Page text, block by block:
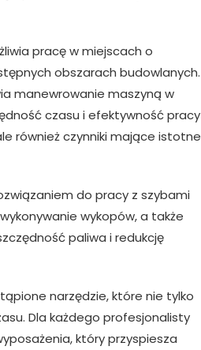
pracę w miejscach o
obszarach budowlanych.
manewrowanie maszyną w
czasu i efektywność pracy
również czynniki mające istotne
do pracy z szybami
wykopów, a także
paliwa i redukcję
narzędzie, które nie tylko
Dla każdego profesjonalisty
który przyspiesza